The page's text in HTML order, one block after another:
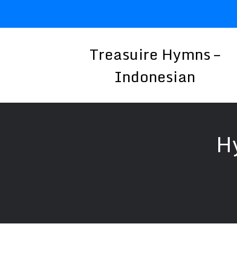
Treasuire Hymns –
Indonesian